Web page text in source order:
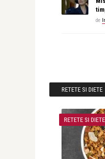
de
RETETE SI DIETE
RETETE SI DIETE